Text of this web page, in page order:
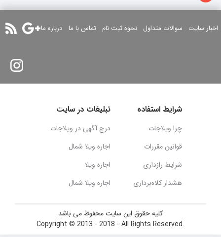
اخبار سایت سوالات متداول نحوه ثبت نام تماس با ما درباره ما
شرایط استفاده
چرا ویلاجات
قوانین مقررات
شرایط رازداری
هشدار کلاه‌برداری
تبلیغات در سایت
درج آگهی در ویلاجات
اجاره ویلا شمال
اجاره ویلا
اجاره ویلا شمال
کلیه حقوق این سایت محفوظ می باشد
Copyright © 2013 - 2018 - All Rights Reserved.